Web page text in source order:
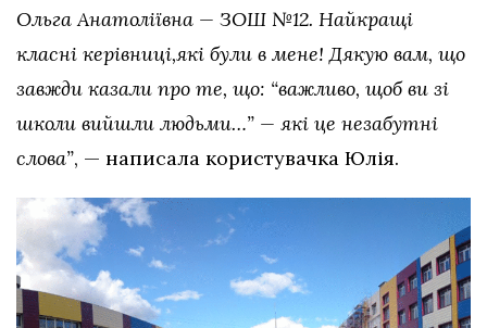
Ольга Анатоліївна — ЗОШ №12. Найкращі
класні керівниці,які були в мене! Дякую вам, що
завжди казали про те, що: “важливо, щоб ви зі
школи вийшли людьми…” — які це незабутні
слова”, — написала користувачка Юлія.